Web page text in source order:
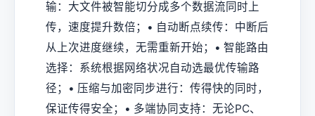
输：大文件被智能切分成多个数据流同时上
传，速度提升数倍；• 自动断点续传：中断后
从上次进度继续，无需重新开始；• 智能路由
选择：系统根据网络状况自动选最优传输路
径；• 压缩与加密同步进行：传得快的同时，
保证传得安全；• 多端协同支持：无论PC、